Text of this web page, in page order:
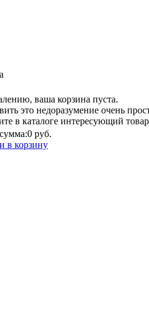
ваша корзина пуста.
это недоразумение очень
в каталоге интересующий
0 руб.
в корзину